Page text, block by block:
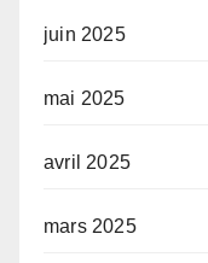
juin 2025
mai 2025
avril 2025
mars 2025